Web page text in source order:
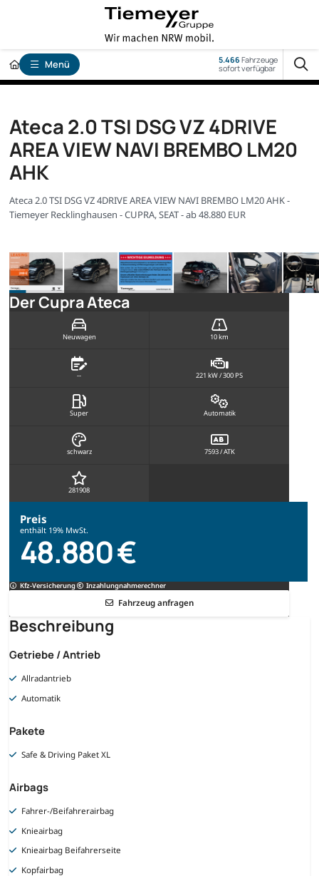
Menü 5.466Fahrzeuge
sofort verfügbar
Ateca 2.0 TSI DSG VZ 4DRIVE
AREA VIEW NAVI BREMBO LM20
AHK
Ateca 2.0 TSI DSG VZ 4DRIVE AREA VIEW NAVI BREMBO LM20 AHK -
Tiemeyer Recklinghausen - CUPRA, SEAT - ab 48.880 EUR
Der Cupra Ateca
Neuwagen 10 km
-- 221 kW / 300 PS
Super Automatik
schwarz 7593 / ATK
281908
Preis
enthält 19% MwSt.
48.880 €
Kfz-Versicherung Inzahlungnahmerechner
Fahrzeug anfragen
Beschreibung
Getriebe / Antrieb
Allradantrieb
Automatik
Pakete
Safe & Driving Paket XL
Airbags
Fahrer-/Beifahrerairbag
Knieairbag
Knieairbag Beifahrerseite
Kopfairbag